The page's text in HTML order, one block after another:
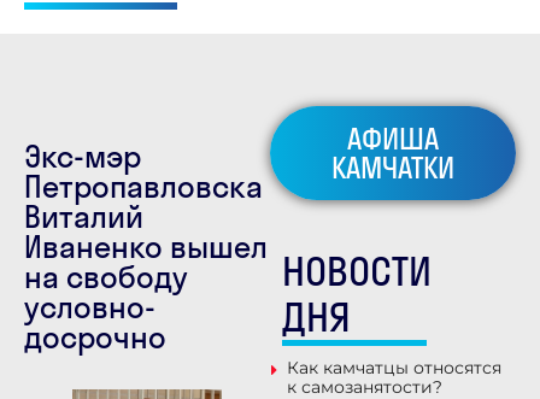
Экс-мэр
Петропавловска
Виталий
Иваненко вышел
на свободу
условно-
досрочно
АФИША
КАМЧАТКИ
НОВОСТИ
ДНЯ
Как камчатцы относятся
к самозанятости?